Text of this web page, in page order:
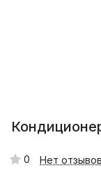
0 Нет отзывов